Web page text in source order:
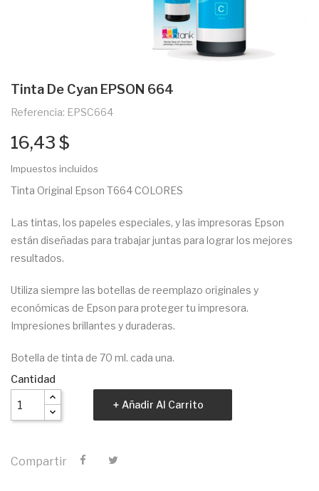
Tinta De Cyan EPSON 664
Referencia: EPSC664
16,43 $
Impuestos incluidos
Tinta Original Epson T664 COLORES
Las tintas, los papeles especiales, y las impresoras Epson
están diseñadas para trabajar juntas para lograr los mejores
resultados.
Utiliza siempre las botellas de reemplazo originales y
económicas de Epson para proteger tu impresora.
Impresiones brillantes y duraderas.
Botella de tinta de 70 ml. cada una.
Cantidad
Añadir Al Carrito
Compartir